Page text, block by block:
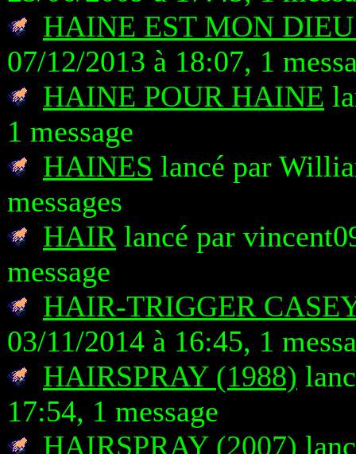
HAINE EST MON
07/12/2013 à 18:07, 1
HAINE POUR HAINE
1 message
HAINES lancé par
messages
HAIR lancé par
message
HAIR-TRIGGER
03/11/2014 à 16:45, 1
HAIRSPRAY (1988)
17:54, 1 message
HAIRSPRAY (2007)